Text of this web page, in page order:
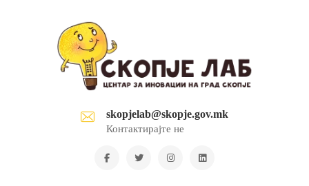
skopjelab@skopje.gov.mk
Контактирајте не